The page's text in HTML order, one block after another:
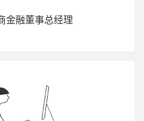
金融董事总经理